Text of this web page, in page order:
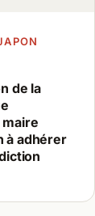
de la
maire
à adhérer